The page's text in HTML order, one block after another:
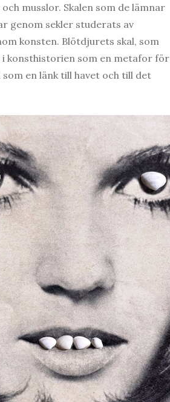
musslor. Skalen som de lämnar
genom sekler studerats av
konsten. Blötdjurets skal, som
konsthistorien som en metafor för
en länk till havet och till det